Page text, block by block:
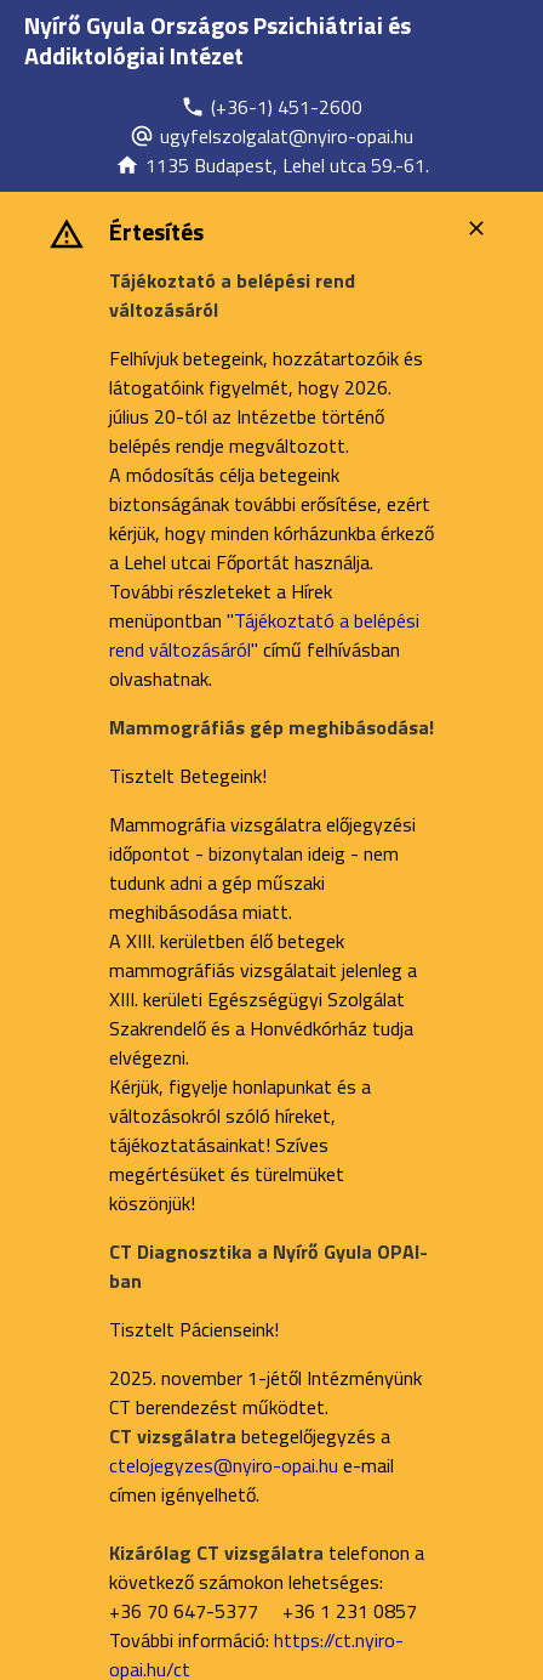
Nyírő Gyula Országos Pszichiátriai és
Addiktológiai Intézet
(+36-1) 451-2600
ugyfelszolgalat@nyiro-opai.hu
1135 Budapest, Lehel utca 59.-61.
Értesítés
Tájékoztató a belépési rend
változásáról
Felhívjuk betegeink, hozzátartozóik és
látogatóink figyelmét, hogy 2026.
július 20-tól az Intézetbe történő
belépés rendje megváltozott.
A módosítás célja betegeink
biztonságának további erősítése, ezért
kérjük, hogy minden kórházunkba érkező
a Lehel utcai Főportát használja.
További részleteket a Hírek
menüpontban "Tájékoztató a belépési
rend változásáról" című felhívásban
olvashatnak.
Mammográfiás gép meghibásodása!
Tisztelt Betegeink!
Mammográfia vizsgálatra előjegyzési
időpontot - bizonytalan ideig - nem
tudunk adni a gép műszaki
meghibásodása miatt.
A XIII. kerületben élő betegek
mammográfiás vizsgálatait jelenleg a
XIII. kerületi Egészségügyi Szolgálat
Szakrendelő és a Honvédkórház tudja
elvégezni.
Kérjük, figyelje honlapunkat és a
változásokról szóló híreket,
tájékoztatásainkat! Szíves
megértésüket és türelmüket
köszönjük!
CT Diagnosztika a Nyírő Gyula OPAI-
ban
Tisztelt Pácienseink!
2025. november 1-jétől Intézményünk
CT berendezést működtet.
CT vizsgálatra betegelőjegyzés a
ctelojegyzes@nyiro-opai.hu e-mail
címen igényelhető.
Kizárólag CT vizsgálatra telefonon a
következő számokon lehetséges:
+36 70 647-5377 +36 1 231 0857
További információ: https://ct.nyiro-
opai.hu/ct